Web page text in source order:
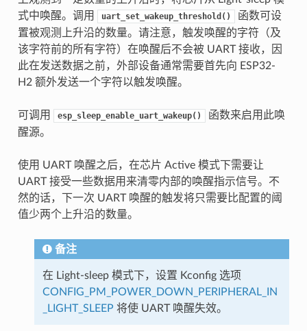
式中唤醒。调用
uart_set_wakeup_threshold()
函数可设
置被观测上升沿的数量。请注意，触发唤醒的字符（及
该字符前的所有字符）在唤醒后不会被 UART 接收，因
此在发送数据之前，外部设备通常需要首先向 ESP32-
H2 额外发送一个字符以触发唤醒。
可调用 esp_sleep_enable_uart_wakeup()
函数来启用此唤
醒源。
使用 UART 唤醒之后，在芯片 Active 模式下需要让
UART 接受一些数据用来清零内部的唤醒指示信号。不
然的话，下一次 UART 唤醒的触发将只需要比配置的阈
值少两个上升沿的数量。
备注
在 Light-sleep 模式下，设置 Kconfig 选项
CONFIG_PM_POWER_DOWN_PERIPHERAL_IN
_LIGHT_SLEEP 将使 UART 唤醒失效。